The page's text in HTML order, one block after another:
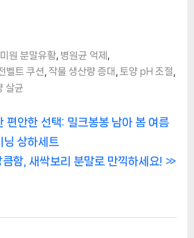
미원 분말유황 병원균 억제
벨트 쿠션 작물 생산량 증대 토양 pH 조절
살균
편안한 선택: 밀크봉봉 남아 봄 여름
닝 상하세트
큼함, 새싹보리 분말로 만끽하세요!